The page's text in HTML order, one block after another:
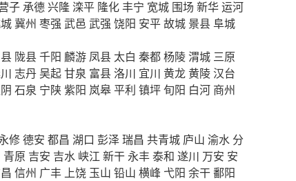
子承德兴隆 滦平 隆化丰宁 宽城 围场 新华运河
冀州 枣强 武邑 武强 饶阳 安平故城 景县阜城
陇县千阳 麟游 凤县 太白 秦都杨陵渭城 三原
志丹吴起甘泉 富县洛川 宜川 黄龙黄陵汉台
石泉 宁陕紫阳 岚皋平利 镇坪旬阳 白河 商州
修德安 都昌 湖口 彭泽瑞昌 共青城 庐山 渝水 分
青原 吉安 吉水 峡江 新干 永丰泰和 遂川 万安 安
信州 广丰 上饶 玉山 铅山 横峰 弋阳 余干鄱阳